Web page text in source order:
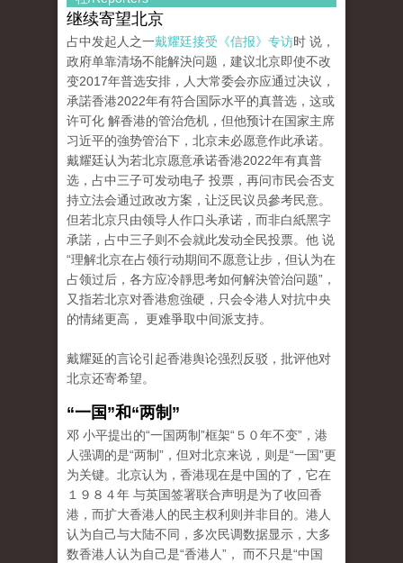
继续寄望北京
占中发起人之一戴耀廷接受《信报》专访时 说，
政府单靠清场不能解決问题，建议北京即使不改
变2017年普选安排，人大常委会亦应通过决议，
承諾香港2022年有符合国际水平的真普选，这或
许可化 解香港的管治危机，但他预计在国家主席
习近平的強势管治下，北京未必愿意作此承诺。
戴耀廷认为若北京愿意承诺香港2022年有真普
选，占中三子可发动电子 投票，再问市民会否支
持立法会通过政改方案，让泛民议员參考民意。
但若北京只由领导人作口头承诺，而非白紙黑字
承諾，占中三子则不会就此发动全民投票。他 说
“理解北京在占领行动期间不愿意让步，但认为在
占领过后，各方应冷靜思考如何解決管治问题”，
又指若北京对香港愈強硬，只会令港人对抗中央
的情緒更高， 更难爭取中间派支持。
戴耀延的言论引起香港舆论强烈反驳，批评他对
北京还寄希望。
“一国”和“两制”
邓 小平提出的“一国两制”框架“５０年不变”，港
人强调的是“两制”，但对北京来说，则是“一国”更
为关键。北京认为，香港现在是中国的了，它在
１９８４年 与英国签署联合声明是为了收回香
港，而扩大香港人的民主权利则并非目的。港人
认为自己与大陆不同，多次民调数据显示，大多
数香港人认为自己是“香港人”， 而不只是“中国